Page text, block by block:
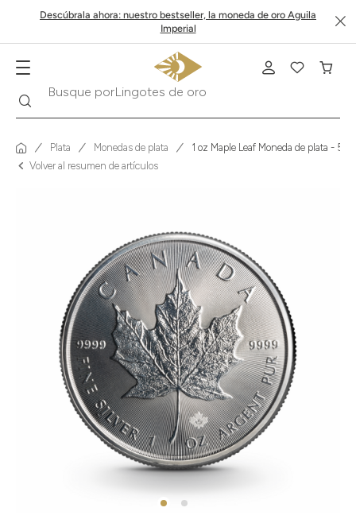
Descúbrala ahora: nuestro bestseller, la moneda de oro Aguila
Imperial
Busque por
Plata Monedas de plata
1 oz Maple Leaf Moneda de plata - 5
Volver al resumen de artículos